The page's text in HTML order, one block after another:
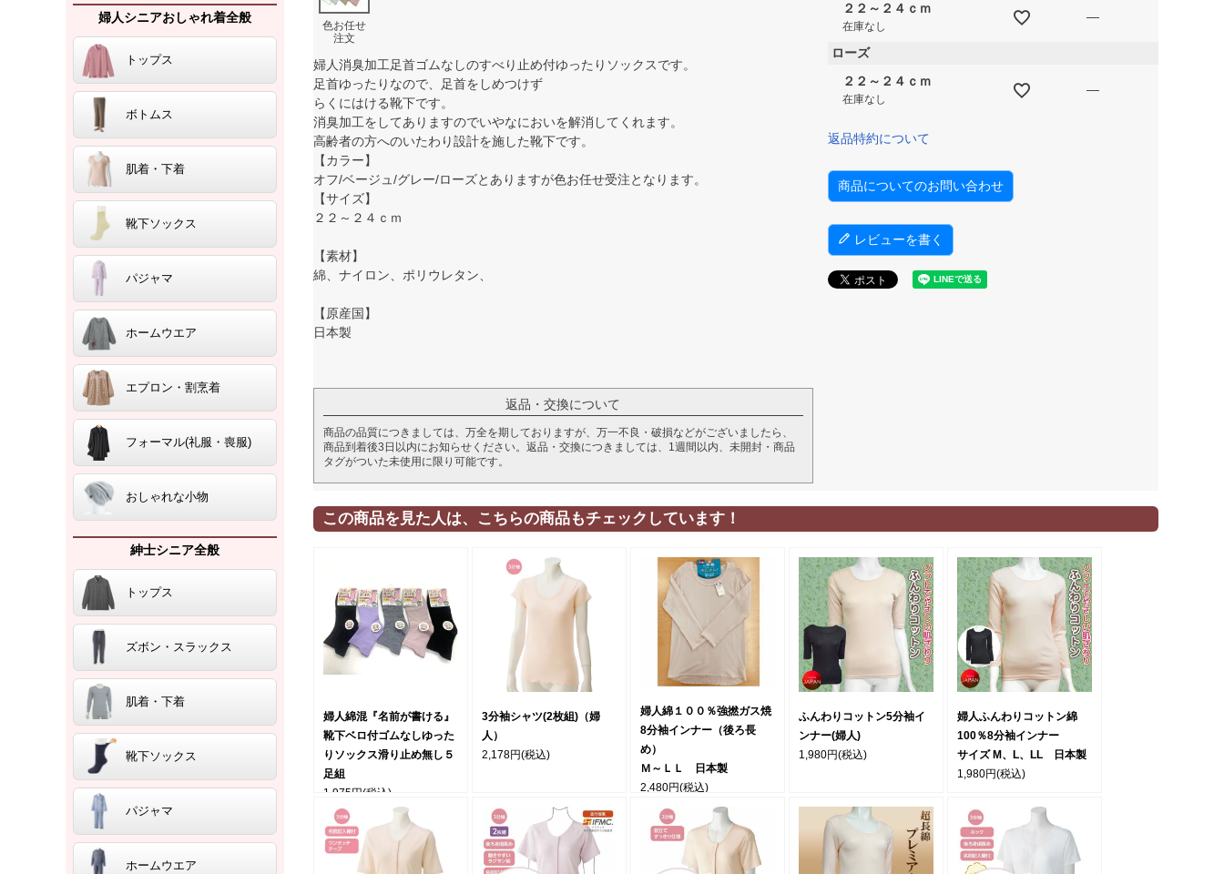
婦人シニアおしゃれ着全般
トップス
ボトムス
肌着・下着
靴下ソックス
パジャマ
ホームウエア
エプロン・割烹着
フォーマル(礼服・喪服)
おしゃれな小物
紳士シニア全般
トップス
ズボン・スラックス
肌着・下着
靴下ソックス
パジャマ
ホームウエア
色お任せ
注文
婦人消臭加工足首ゴムなしのすべり止め付ゆったりソックスです。
足首ゆったりなので、足首をしめつけず
らくにはける靴下です。
消臭加工をしてありますのでいやなにおいを解消してくれます。
高齢者の方へのいたわり設計を施した靴下です。
【カラー】
オフ/ベージュ/グレー/ローズとありますが色お任せ受注となります。
【サイズ】
２２～２４ｃｍ
【素材】
綿、ナイロン、ポリウレタン、
【原産国】
日本製
返品・交換について
商品の品質につきましては、万全を期しておりますが、万一不良・破損などがございましたら、
商品到着後3日以内にお知らせください。返品・交換につきましては、1週間以内、未開封・商品
タグがついた未使用に限り可能です。
２２～２４ｃｍ
在庫なし
—
ローズ
２２～２４ｃｍ
在庫なし
—
返品特約について
商品についてのお問い合わせ
レビューを書く
この商品を見た人は、こちらの商品もチェックしています！
婦人綿混『名前が書ける』
靴下ベロ付ゴムなしゆった
りソックス滑り止め無し５
足組
1,975円(税込)
3分袖シャツ(2枚組)（婦
人）
2,178円(税込)
婦人綿１００％強撚ガス焼
8分袖インナー（後ろ長
め）
Ｍ～ＬＬ 日本製
2,480円(税込)
ふんわりコットン5分袖イ
ンナー(婦人)
1,980円(税込)
婦人ふんわりコットン綿
100％8分袖インナー
サイズ M、L、LL 日本製
1,980円(税込)